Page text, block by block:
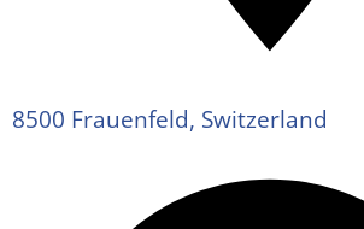
8500 Frauenfeld, Switzerland